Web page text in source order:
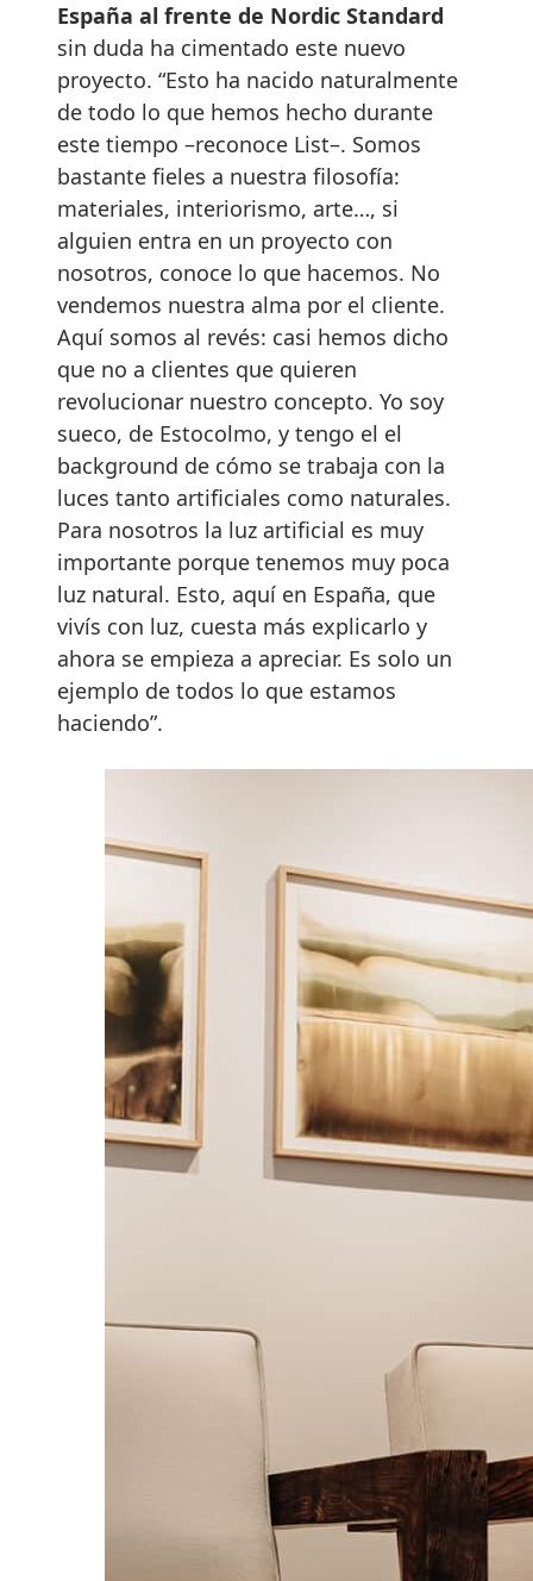
España al frente de Nordic Standard
sin duda ha cimentado este nuevo
proyecto. “Esto ha nacido naturalmente
de todo lo que hemos hecho durante
este tiempo –reconoce List–. Somos
bastante fieles a nuestra filosofía:
materiales, interiorismo, arte…, si
alguien entra en un proyecto con
nosotros, conoce lo que hacemos. No
vendemos nuestra alma por el cliente.
Aquí somos al revés: casi hemos dicho
que no a clientes que quieren
revolucionar nuestro concepto. Yo soy
sueco, de Estocolmo, y tengo el el
background de cómo se trabaja con la
luces tanto artificiales como naturales.
Para nosotros la luz artificial es muy
importante porque tenemos muy poca
luz natural. Esto, aquí en España, que
vivís con luz, cuesta más explicarlo y
ahora se empieza a apreciar. Es solo un
ejemplo de todos lo que estamos
haciendo”.